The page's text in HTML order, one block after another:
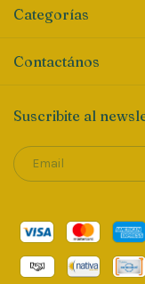
Categorías
Contactános
Suscribite al